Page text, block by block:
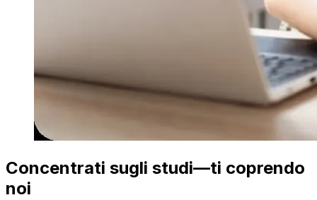
Concentrati sugli studi—ti coprendo
noi